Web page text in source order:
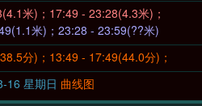
- 11:13(4.1米)；17:49 - 23:28(4.3米)；
- 17:49(1.1米)；23:28 - 23:59(??米)
分)；13:49 - 17:49(44.0分)；
8-16 星期日 曲线图